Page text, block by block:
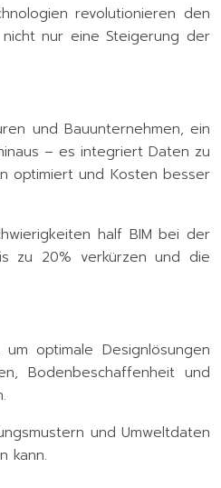
revolutionieren den
nur eine Steigerung der
und Bauunternehmen, ein
– es integriert Daten zu
optimiert und Kosten besser
half BIM bei der
zu 20% verkürzen und die
optimale Designlösungen
Bodenbeschaffenheit und
und Umweltdaten
kann.